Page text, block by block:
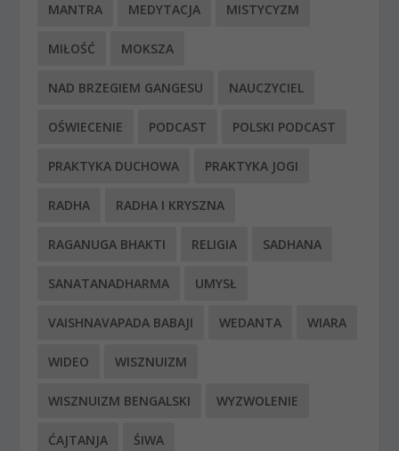
MANTRA MEDYTACJA MISTYCYZM
MIŁOŚĆ MOKSZA
NAD BRZEGIEM GANGESU NAUCZYCIEL
OŚWIECENIE PODCAST POLSKI PODCAST
PRAKTYKA DUCHOWA PRAKTYKA JOGI
RADHA RADHA I KRYSZNA
RAGANUGA BHAKTI RELIGIA SADHANA
SANATANADHARMA UMYSŁ
VAISHNAVAPADA BABAJI WEDANTA WIARA
WIDEO WISZNUIZM
WISZNUIZM BENGALSKI WYZWOLENIE
ĆAJTANJA ŚIWA